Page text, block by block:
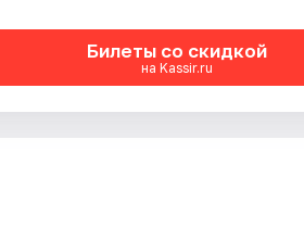
Билеты со скидкой
на Kassir.ru